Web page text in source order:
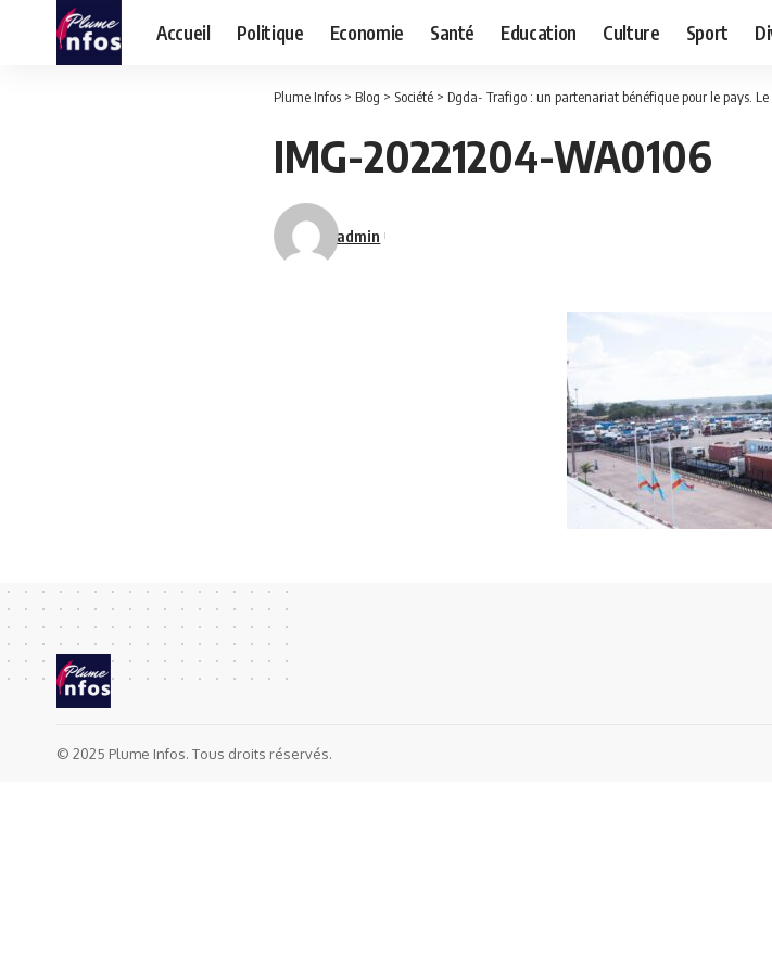
Accueil Politique Economie Santé Education Culture Sport
Plume Infos > Blog > Société > Dgda- Trafigo : un partenariat bénéfique pour le pays.
IMG-20221204-WA0106
admin
© 2025 Plume Infos. Tous droits réservés.